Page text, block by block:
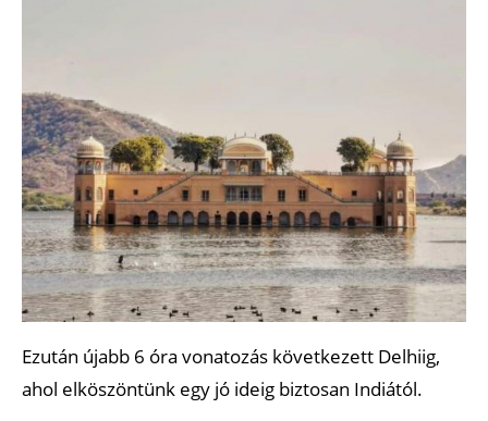
Ezután újabb 6 óra vonatozás következett Delhiig,
ahol elköszöntünk egy jó ideig biztosan Indiától.